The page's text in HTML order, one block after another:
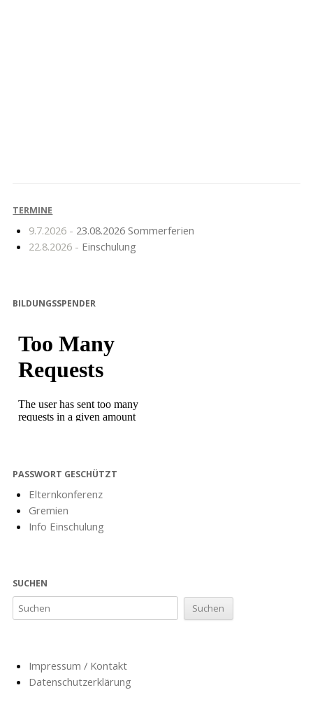
TERMINE
9.7.2026 - 23.08.2026 Sommerferien
22.8.2026 - Einschulung
BILDUNGSSPENDER
PASSWORT GESCHÜTZT
Elternkonferenz
Gremien
Info Einschulung
SUCHEN
Impressum / Kontakt
Datenschutzerklärung